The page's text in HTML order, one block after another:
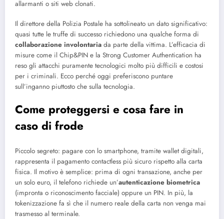
allarmanti o siti web clonati.
Il direttore della Polizia Postale ha sottolineato un dato significativo:
quasi tutte le truffe di successo richiedono una qualche forma di
collaborazione involontaria da parte della vittima. L’efficacia di
misure come il Chip&PIN e la Strong Customer Authentication ha
reso gli attacchi puramente tecnologici molto più difficili e costosi
per i criminali. Ecco perché oggi preferiscono puntare
sull’inganno piuttosto che sulla tecnologia.
Come proteggersi e cosa fare in
caso di frode
Piccolo segreto: pagare con lo smartphone, tramite wallet digitali,
rappresenta il pagamento contactless più sicuro rispetto alla carta
fisica. Il motivo è semplice: prima di ogni transazione, anche per
un solo euro, il telefono richiede un’autenticazione biometrica
(impronta o riconoscimento facciale) oppure un PIN. In più, la
tokenizzazione fa sì che il numero reale della carta non venga mai
trasmesso al terminale.